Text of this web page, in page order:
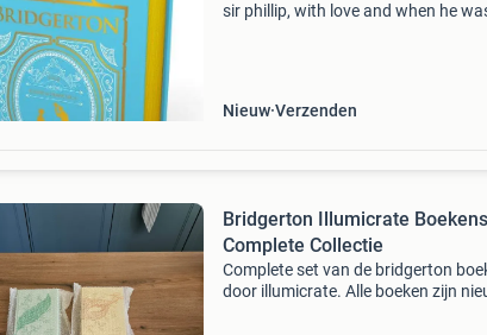
sir phillip, with love and when he
Nieuw Verzenden
Bridgerton Illumicrate
Complete Collectie
Complete set van de bridgerton
door illumicrate. Alle boeken zijn